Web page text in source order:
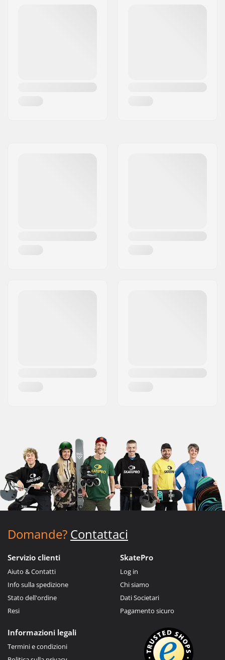
Domande? Contattaci
Servizio clienti
Aiuto & Contatti
Info sulla spedizione
Stato dell'ordine
Resi
SkatePro
Log in
Chi siamo
Dati Societari
Pagamento sicuro
Informazioni legali
Termini e condizioni